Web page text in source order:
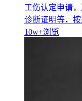
工伤认定申请
诊断证明等，按
10w+浏览